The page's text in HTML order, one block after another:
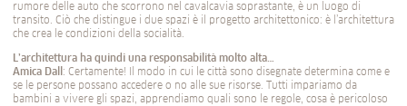
rumore delle auto che scorrono nel cavalcavia soprastante, è un luogo di
transito. Ciò che distingue i due spazi è il progetto architettonico: è l’architettura
che crea le condizioni della socialità.
L’architettura ha quindi una responsabilità molto alta…
Amica Dall : Certamente! Il modo in cui le città sono disegnate determina come e
se le persone possano accedere o no alle sue risorse. Tutti impariamo da
bambini a vivere gli spazi, apprendiamo quali sono le regole, cosa è pericoloso